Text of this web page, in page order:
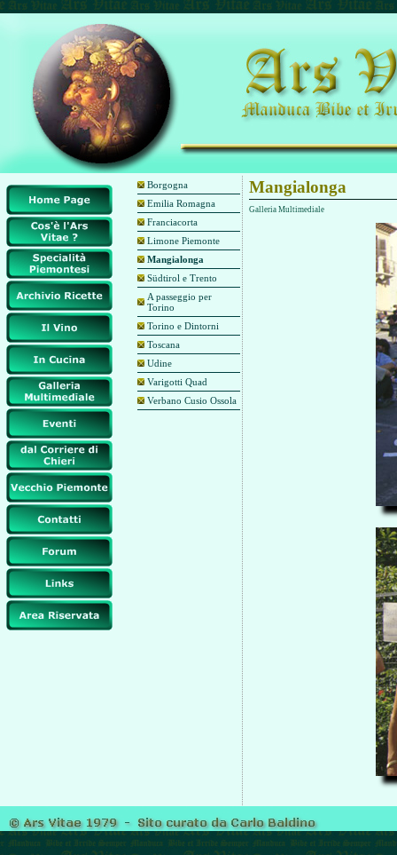
Mangialonga
Galleria Multimediale
Borgogna
Emilia Romagna
Franciacorta
Limone Piemonte
Mangialonga
Südtirol e Trento
A passeggio per
Torino
Torino e Dintorni
Toscana
Udine
Varigotti Quad
Verbano Cusio Ossola